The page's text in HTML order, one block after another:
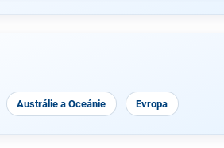
Austrálie a Oceánie Evropa